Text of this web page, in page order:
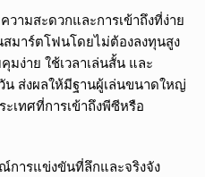
ามสะดวกและการเข้าถึงที่ง่าย
มาร์ตโฟนโดยไม่ต้องลงทุนสูง
ง่าย ใช้เวลาเล่นสั้น และ
น ส่งผลให้มีฐานผู้เล่นขนาดใหญ่
เทศที่การเข้าถึงพีซีหรือ
การแข่งขันที่ลึกและจริงจัง